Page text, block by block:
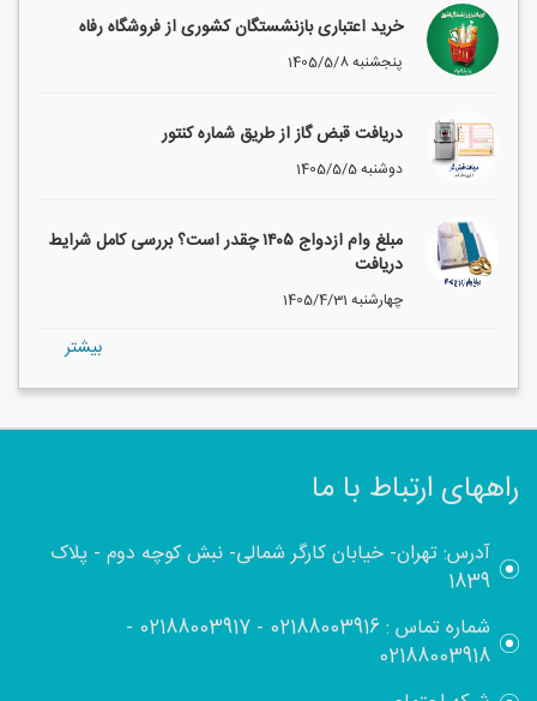
خرید اعتباری بازنشستگان کشوری از فروشگاه رفاه
1405/5/8 پنجشنبه
دریافت قبض گاز از طریق شماره کنتور
1405/5/5 دوشنبه
مبلغ وام ازدواج ۱۴۰۵ چقدر است؟ بررسی کامل شرایط
دریافت
1405/4/31 چهارشنبه
بيشتر
راههای ارتباط با ما
آدرس: تهران- خیابان کارگر شمالی- نبش کوچه دوم - پلاک
1839
شماره تماس :02188003916
-
02188003917
-
02188003918